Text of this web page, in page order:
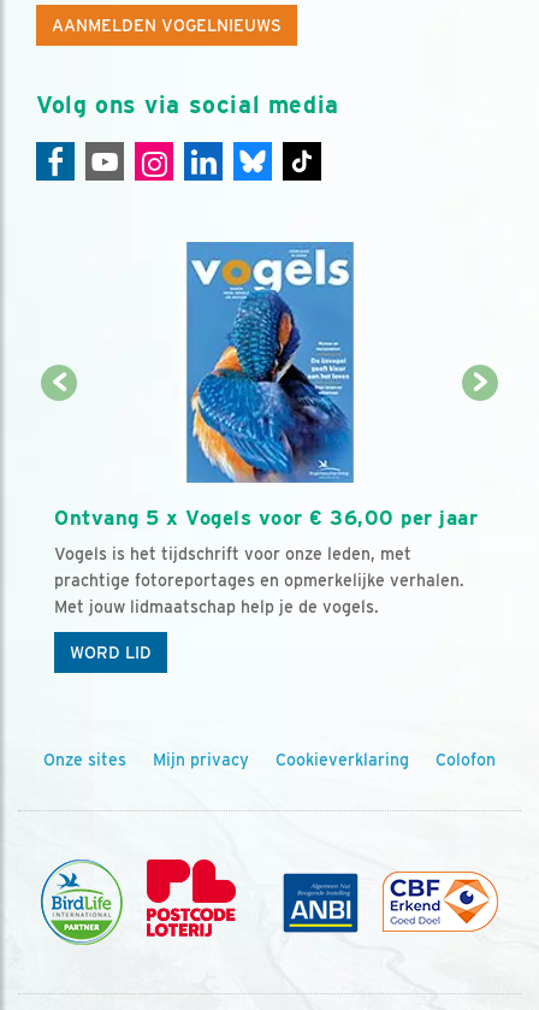
AANMELDEN VOGELNIEUWS
Volg ons via social media
Ontvang 5 x Vogels voor € 36,00 per jaar
Vogels is het tijdschrift voor onze leden, met
prachtige fotoreportages en opmerkelijke verhalen.
Met jouw lidmaatschap help je de vogels.
WORD LID
Onze sites Mijn privacy Cookieverklaring Colofon